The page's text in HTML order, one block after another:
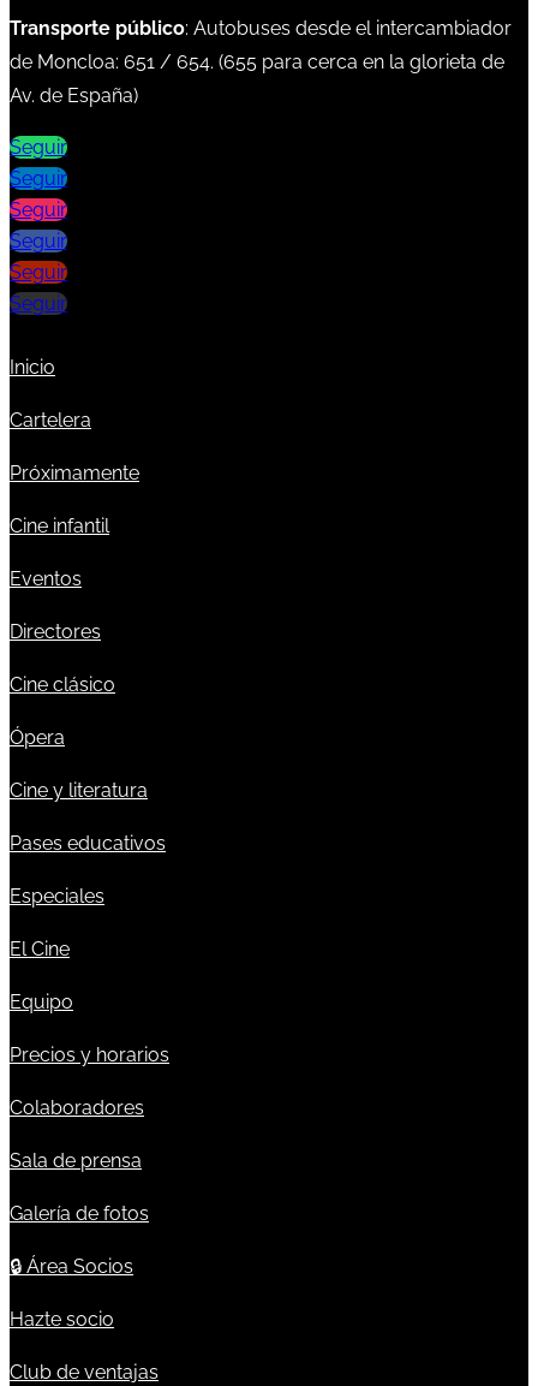
Transporte público: Autobuses desde el intercambiador
de Moncloa: 651 / 654. (655 para cerca en la glorieta de
Av. de España)
Seguir
Seguir
Seguir
Seguir
Seguir
Seguir
Inicio
Cartelera
Próximamente
Cine infantil
Eventos
Directores
Cine clásico
Ópera
Cine y literatura
Pases educativos
Especiales
El Cine
Equipo
Precios y horarios
Colaboradores
Sala de prensa
Galería de fotos
🔒 Área Socios
Hazte socio
Club de ventajas